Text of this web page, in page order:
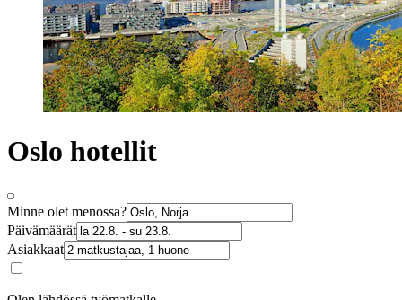
Oslo hotellit
Minne olet menossa?
Päivämäärät
Asiakkaat